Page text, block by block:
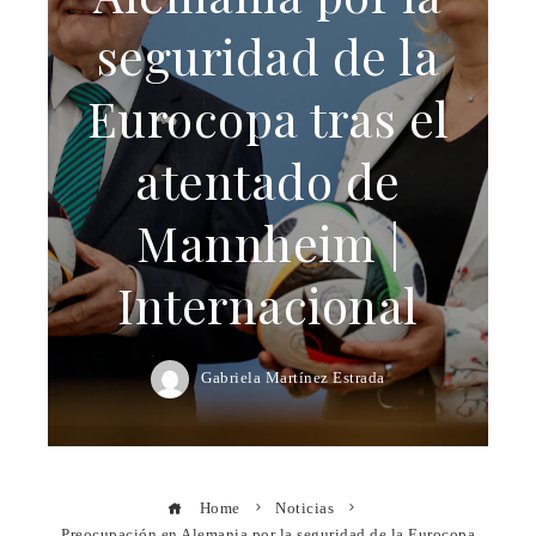
seguridad de la
Eurocopa tras el
atentado de
Mannheim |
Internacional
Gabriela Martínez Estrada
Home
Noticias